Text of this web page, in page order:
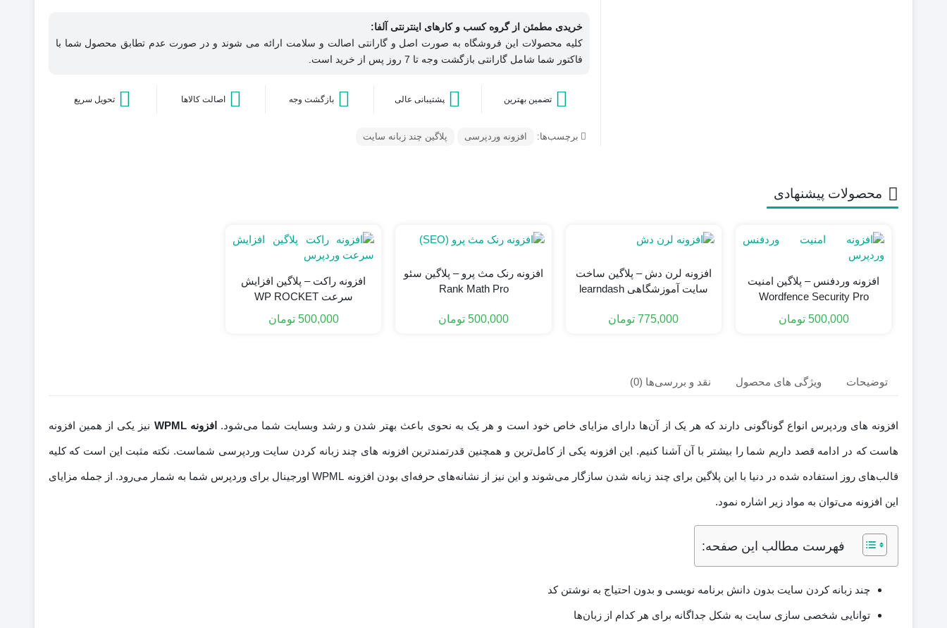
خریدی مطمئن از گروه کسب و کارهای اینترنتی آلفا:
کلیه محصولات این فروشگاه به صورت اصل و گارانتی اصالت و سلامت ارائه می شوند و در صورت عدم تطابق محصول شما با
فاکتور شما شامل گارانتی بازگشت وجه تا 7 روز پس از خرید است.
تضمین بهترین پشتیبانی عالی بازگشت وجه اصالت کالاها تحویل سریع
برچسب‌ها: افزونه وردپرسی پلاگین چند زبانه سایت
محصولات پیشنهادی
افزونه وردفنس – پلاگین امنیت
Wordfence Security Pro
500,000 تومان
افزونه لرن دش – پلاگین ساخت
سایت آموزشگاهی learndash
775,000 تومان
افزونه رنک مث پرو – پلاگین سئو
Rank Math Pro
500,000 تومان
افزونه راکت – پلاگین افزایش
سرعت WP ROCKET
500,000 تومان
توضیحات ویژگی های محصول نقد و بررسی‌ها (0)
افزونه های وردپرس انواع گوناگونی دارند که هر یک از آن‌ها دارای مزایای خاص خود است و هر یک به نحوی باعث بهتر شدن و رشد وبسایت شما می‌شود. افزونه WPML نیز یکی از همین افزونه
هاست که در ادامه قصد داریم شما را بیشتر با آن آشنا کنیم. این افزونه یکی از کامل‌ترین و همچنین قدرتمندترین افزونه های چند زبانه کردن سایت وردپرسی شماست. نکته مثبت این است که کلیه
قالب‌های روز استفاده شده در دنیا با این پلاگین برای چند زبانه شدن سازگار می‌شوند و این نیز از نشانه‌های حرفه‌ای بودن افزونه WPML اورجینال برای وردپرس شما به شمار می‌رود. از جمله مزایای
این افزونه می‌توان به مواد زیر اشاره نمود.
فهرست مطالب این صفحه:
چند زبانه کردن سایت بدون دانش برنامه نویسی و بدون احتیاج به نوشتن کد
توانایی شخصی سازی سایت به شکل جداگانه برای هر کدام از زبان‌ها